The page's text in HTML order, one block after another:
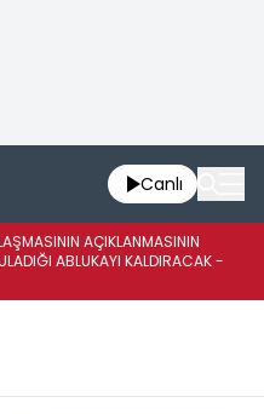
Canlı
AÇIKLANMASININ
ABLUKAYI KALDIRACAK -